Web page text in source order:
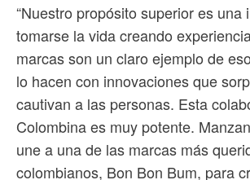
“Nuestro propósito superior es una
tomarse la vida creando
marcas son un claro ejemplo de
lo hacen con innovaciones que
cautivan a las personas. Esta
Colombina es muy potente.
une a una de las marcas más
colombianos, Bon Bon Bum, para